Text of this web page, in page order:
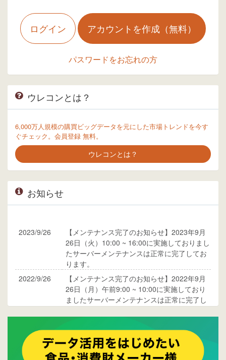
ログイン アカウントを作成（無料）
パスワードをお忘れの方
ウレコンとは？
6,000万人規模の購買ビッグデータを元にした市場トレンドを今す
ぐチェック。会員登録 無料。
ウレコンとは？
お知らせ
2023/9/26
【メンテナンス完了のお知らせ】2023年9月
26日（火）10:00 ~ 16:00に実施しておりまし
たサーバーメンテナンスは正常に完了してお
ります。
2022/9/26
【メンテナンス完了のお知らせ】2022年9月
26日（月）午前9:00 ~ 10:00に実施しており
ましたサーバーメンテナンスは正常に完了し
ご覧ください。
2015/10/19
ウレコンのサイト機能を大幅バージョンアッ